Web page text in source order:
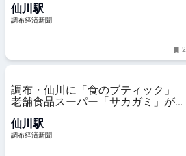
仙川駅
調布経済新聞
2
調布・仙川に「食のブティック」
老舗食品スーパー「サカガミ」が新
仙川駅
調布経済新聞